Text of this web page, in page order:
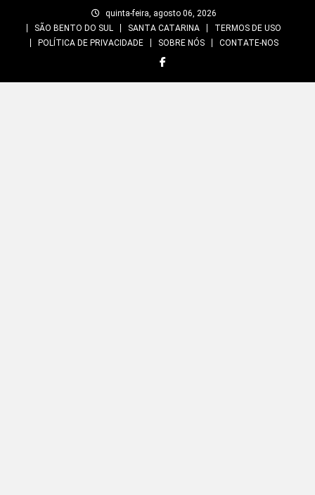
quinta-feira, agosto 06, 2026
SÃO BENTO DO SUL
SANTA CATARINA
TERMOS DE USO
POLÍTICA DE PRIVACIDADE
SOBRE NÓS CONTATE-NOS